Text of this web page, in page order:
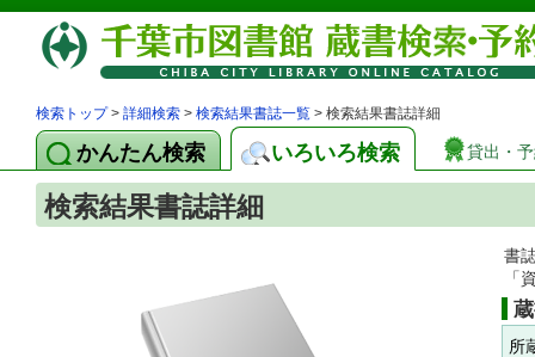
検索トップ> 詳細検索 > 検索結果書誌一覧 > 検索結果書誌詳細
かんたん検索 いろいろ検索 貸出・
検索結果書誌詳細
書
「
所